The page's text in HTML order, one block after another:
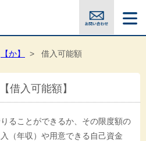
【か】 > 借入可能額
借入可能額】
ることができるか、その限度額の
（年収）や用意できる自己資金